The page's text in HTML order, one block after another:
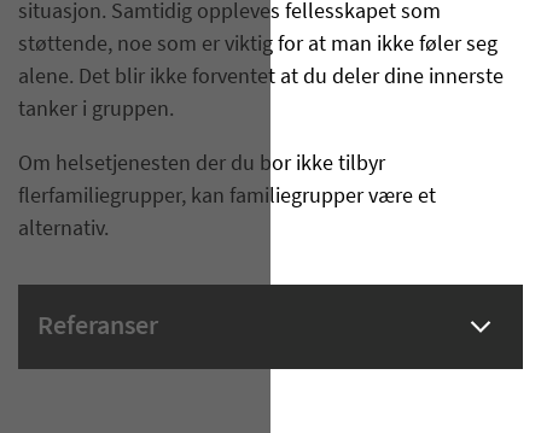
situasjon. Samtidig oppleves fellesskapet som
støttende, noe som er viktig for at man ikke føler seg
alene. Det blir ikke forventet at du deler dine innerste
tanker i gruppen.
Om helsetjenesten der du bor ikke tilbyr
flerfamiliegrupper, kan familiegrupper være et
alternativ.
Referanser